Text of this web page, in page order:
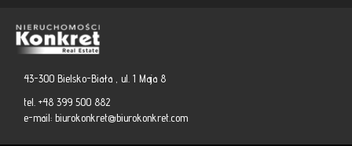
43-300 Bielsko-Biała , ul. 1 Maja 8
tel. +48 399 500 882
e-mail: biurokonkret@biurokonkret.com